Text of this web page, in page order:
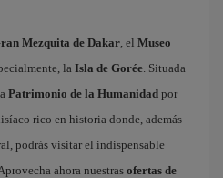
Mezquita de Dakar, el Museo
laIsla de Gorée. Situada
Patrimonio de la Humanidad por
rico en historia donde, además
podrás visitar el indispensable
ahora nuestras ofertas de